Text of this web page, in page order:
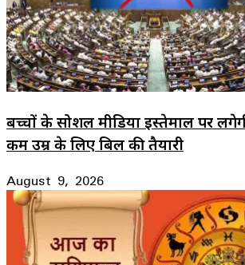
बच्चों के सोशल मीडिया इस्तेमाल पर
कम उम्र के लिए बिल की तैयारी
August 9, 2026